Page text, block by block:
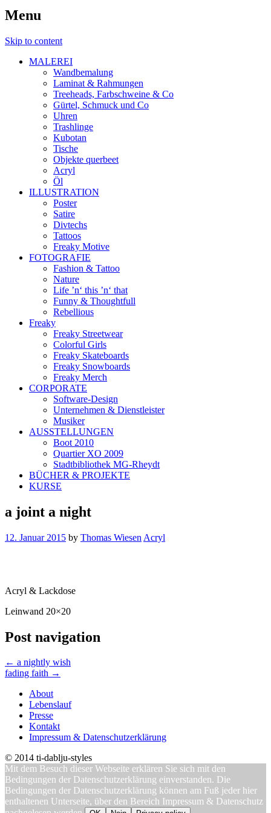
Menu
Skip to content
MALEREI
Wandbemalung
Laminat & Rahmungen
Treeheads, Farbschweine & Co
Gürtel, Schmuck und Co
Uhren
Trashlinge
Kubotan
Tische
Objekte querbeet
Acryl
Öl
ILLUSTRATION
Poster
Satire
Divtechs
Tattoos
Freaky Motive
FOTOGRAFIE
Fashion & Tattoo
Nature
Life ’n‘ this ’n‘ that
Funny & Thoughtfull
Rebellious
Freaky
Freaky Streetwear
Colorful Girls
Freaky Skateboards
Freaky Snowboards
Freaky Merch
CORPORATE
Software-Design
Unternehmen & Dienstleister
Musiker
AUSSTELLUNGEN
Boot 2010
Quartier XO 2009
Stadtbibliothek MG-Rheydt
BÜCHER & PROJEKTE
KURSE
a joint a night
12. Januar 2015 by Thomas Wiesen Acryl
Acryl & Lackdose
Leinwand 20×20
Post navigation
← a nightly wish
fading faith →
About
Lebenslauf
Presse
Kontakt
Impressum & Datenschutzerklärung
© 2014 ti-dablju-styles
Mit dem Besuch dieser Webseite erklären Sie sich mit den
Bedingungen der Datenschutzerklärung einverstanden. Die
Bedingungen der Datenschutzerklärung können am Fuß jeder hier
enthaltenen Unterseite, über den Bereich Impressum & Datenschutz